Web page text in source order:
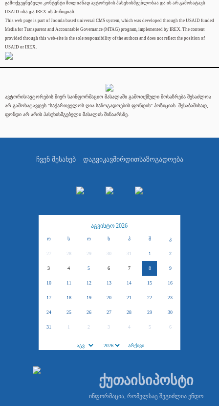
გამოქვეყნებული კონტენტი მთლიანად ავტორების პასუხისმგებლობაა და ის არ გამოხატავს
USAID-ისა და IREX-ის პოზიციას.
This web page is part of Joomla based universal CMS system, which was developed through the USAID funded
Media for Transparent and Accountable Governance (MTAG) program, implemented by IREX. The content
provided through this web-site is the sole responsibility of the authors and does not reflect the position of
USAID or IREX.
ავტორის/ავტორების მიერ საინფორმაციო მასალაში გამოთქმული მოსაზრება შესაძლოა
არ გამოხატავდეს "საქართველოს ღია საზოგადოების ფონდის" პოზიციას. შესაბამისად,
ფონდი არ არის პასუხისმგებელი მასალის შინაარსზე.
ჩვენ შესახებ დაგვიკავშირდითსაზოგადოება
აგვისტო 2026
ო ს ო ხ პ შ კ
27 28 29 30 31 1 2
3 4 5 6 7 8 9
10 11 12 13 14 15 16
17 18 19 20 21 22 23
24 25 26 27 28 29 30
31 1 2 3 4 5 6
ქუთაისიპოსტი
ინფორმაცია, რომელსაც შეგიძლია ენდო